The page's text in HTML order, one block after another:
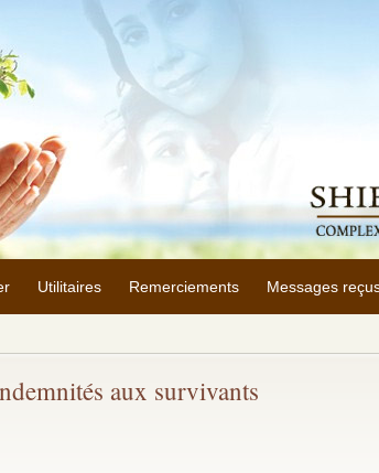
Utilitaires Remerciements Messages
aux survivants